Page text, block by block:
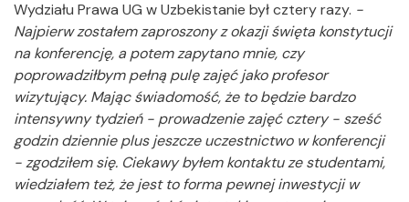
Wydziału Prawa UG w Uzbekistanie był cztery razy. -
Najpierw zostałem zaproszony z okazji święta konstytucji
na konferencję, a potem zapytano mnie, czy
poprowadziłbym pełną pulę zajęć jako profesor
wizytujący. Mając świadomość, że to będzie bardzo
intensywny tydzień - prowadzenie zajęć cztery - sześć
godzin dziennie plus jeszcze uczestnictwo w konferencji
- zgodziłem się. Ciekawy byłem kontaktu ze studentami,
wiedziałem też, że jest to forma pewnej inwestycji w